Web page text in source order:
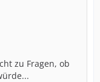
zu Fragen, ob